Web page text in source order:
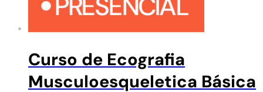
Curso de Ecografia
Musculoesqueletica Básica